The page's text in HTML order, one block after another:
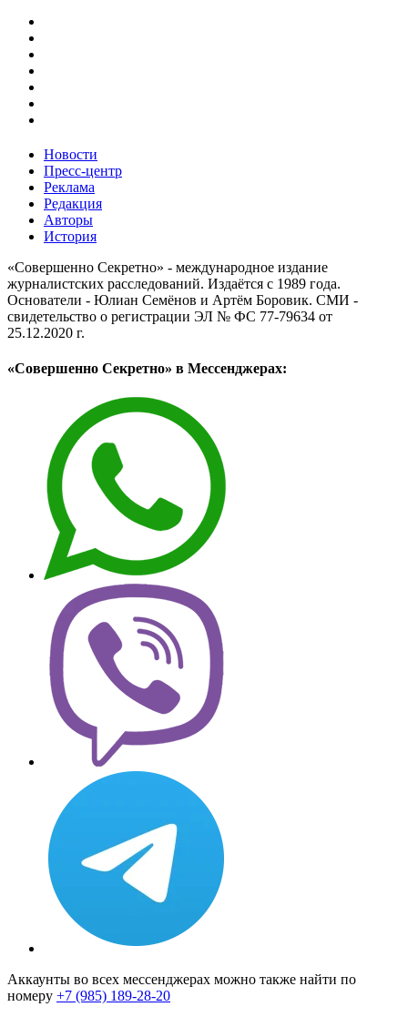
Новости
Пресс-центр
Реклама
Редакция
Авторы
История
«Совершенно Секретно» - международное издание
журналистских расследований. Издаётся с 1989 года.
Основатели - Юлиан Семёнов и Артём Боровик. CМИ -
свидетельство о регистрации ЭЛ № ФС 77-79634 от
25.12.2020 г.
«Совершенно Секретно» в Мессенджерах:
Аккаунты во всех мессенджерах можно также найти по
номеру +7 (985) 189-28-20